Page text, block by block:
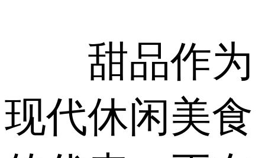
甜品作为
现代休闲美食